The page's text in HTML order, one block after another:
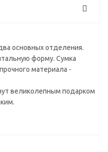
основных отделения.
форму. Сумка
материала -
великолепным подарком